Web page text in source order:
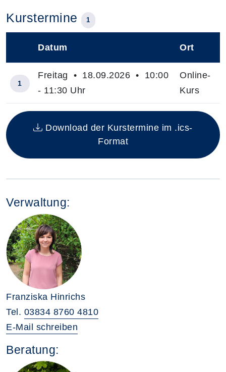
Kurstermine 1
Insgesamt gibt es 1 Termine zum diesen Kurs
Datum Ort
1
Freitag • 18.09.2026 • 10:00
- 11:30 Uhr
Online-
Kurs
Download der Kurstermine im .ics-
Format
Verwaltung:
Franziska Hinrichs
Tel. 03834 8760 4810
E-Mail schreiben
Beratung: